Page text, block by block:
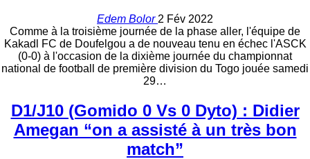
Edem Bolor 2 Fév 2022
Comme à la troisième journée de la phase aller, l'équipe de
Kakadl FC de Doufelgou a de nouveau tenu en échec l'ASCK
(0-0) à l'occasion de la dixième journée du championnat
national de football de première division du Togo jouée samedi
29…
D1/J10 (Gomido 0 Vs 0 Dyto) : Didier
Amegan “on a assisté à un très bon
match”